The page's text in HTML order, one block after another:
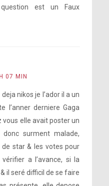
est un Faux
07 MIN
nikos je l’ador il a un
l’anner derniere Gaga
vous elle avait poster un
surment malade,
de star & les votes pour
a l’avance, si la
il seré difficil de se faire